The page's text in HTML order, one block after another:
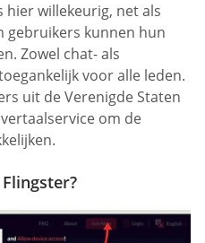
hier willekeurig, net als
gebruikers kunnen hun
Zowel chat- als
voor alle leden.
uit de Verenigde Staten
om de